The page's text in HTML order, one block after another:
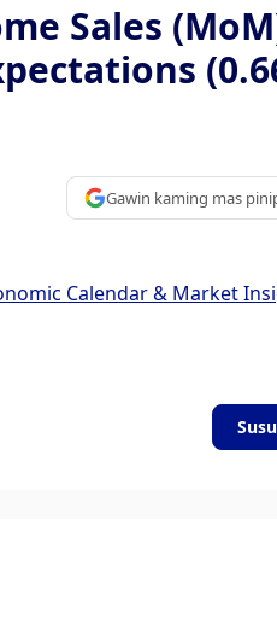
Sales
Gawin kaming mas
Calendar & Market